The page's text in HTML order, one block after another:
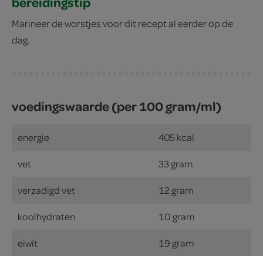
Marineer de worstjes voor dit recept al eerder op de
dag.
voedingswaarde (per 100 gram/ml)
energie 405 kcal
vet 33 gram
verzadigd vet 12 gram
koolhydraten 10 gram
eiwit 19 gram